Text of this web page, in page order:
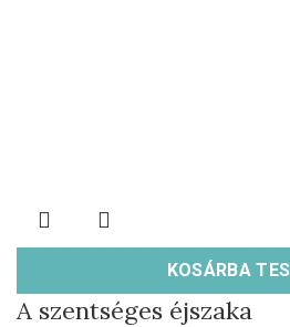
KOSÁRBA
A szentséges éjszaka